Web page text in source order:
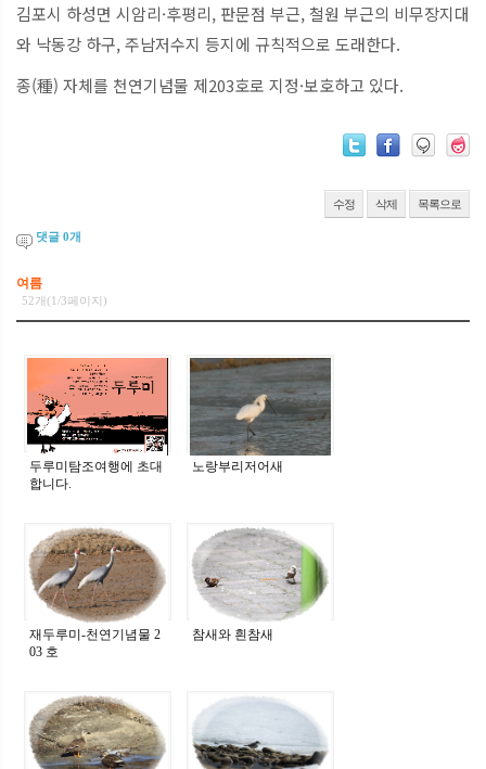
김포시 하성면 시암리·후평리, 판문점 부근, 철원 부근의 비무장지대
와 낙동강 하구, 주남저수지 등지에 규칙적으로 도래한다.
종(種) 자체를 천연기념물 제203호로 지정·보호하고 있다.
수정 삭제 목록으로
댓글 0개
여름
52개(1/3페이지)
두루미탐조여행에 초대
합니다.
노랑부리저어새
재두루미-천연기념물 2
03 호
참새와 흰참새